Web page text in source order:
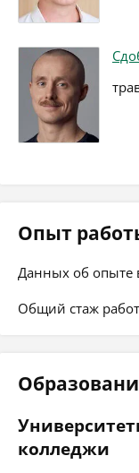
Опыт
Данных об опыте
Общий стаж
колледжи